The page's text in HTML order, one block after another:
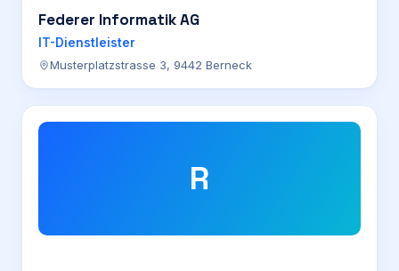
Federer Informatik AG
IT-Dienstleister
Musterplatzstrasse 3, 9442 Berneck
R